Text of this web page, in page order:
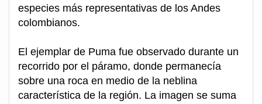
especies más representativas de los Andes
colombianos.
El ejemplar de Puma fue observado durante un
recorrido por el páramo, donde permanecía
sobre una roca en medio de la neblina
característica de la región. La imagen se suma